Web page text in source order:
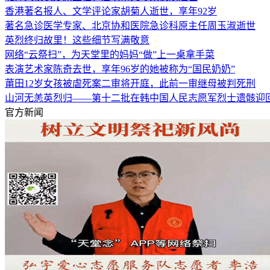
香港著名报人、文学评论家胡菊人逝世，享年92岁
著名急诊医学专家、北京协和医院急诊科原主任周玉淑逝世
英烈终归故里！这些细节写满敬意
网络“云祭扫”，为天堂里的妈妈“做”上一桌拿手菜
表演艺术家陈奇去世，享年96岁的她被称为“国民奶奶”
莆田12岁女孩被虐死案二审将开庭，此前一审继母被判死刑
山河无恙英烈归——第十二批在韩中国人民志愿军烈士遗骸迎
官方新闻